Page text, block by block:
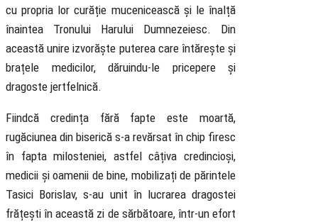
cu propria lor curăție mucenicească și le înalță
înaintea Tronului Harului Dumnezeiesc. Din
această unire izvorăște puterea care întărește și
brațele medicilor, dăruindu-le pricepere și
dragoste jertfelnică.
Fiindcă credința fără fapte este moartă,
rugăciunea din biserică s-a revărsat în chip firesc
în fapta milosteniei, astfel câțiva credincioși,
medicii și oamenii de bine, mobilizați de părintele
Tasici Borislav, s-au unit în lucrarea dragostei
frățești în această zi de sărbătoare, într-un efort